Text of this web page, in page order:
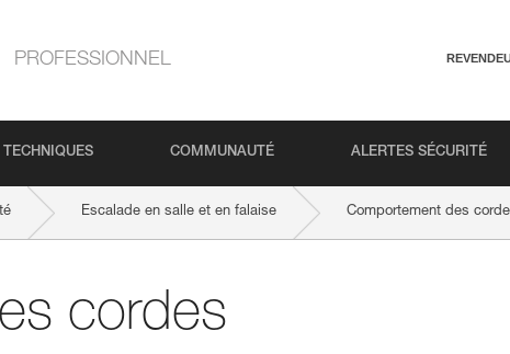
PROFESSIONNEL
COMMUNAUTÉ ALERTES SÉCURITÉ
Escalade en salle et en falaise Comportement des
cordes